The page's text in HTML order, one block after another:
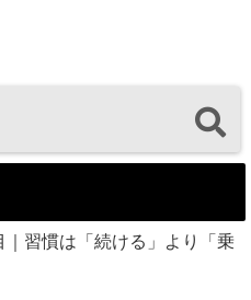
習慣は「続ける」より「乗